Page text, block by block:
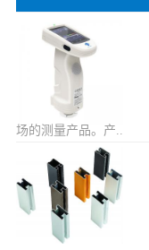
场的测量产品。产..